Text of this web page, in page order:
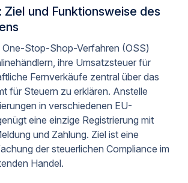
Ziel und Funktionsweise des
Stop-Shop-Verfahren (OSS)
ihre Umsatzsteuer für
Fernverkäufe zentral über das
für Steuern zu erklären. Anstelle
in verschiedenen EU-
eine einzige Registrierung mit
und Zahlung. Ziel ist eine
der steuerlichen Compliance im
Handel.